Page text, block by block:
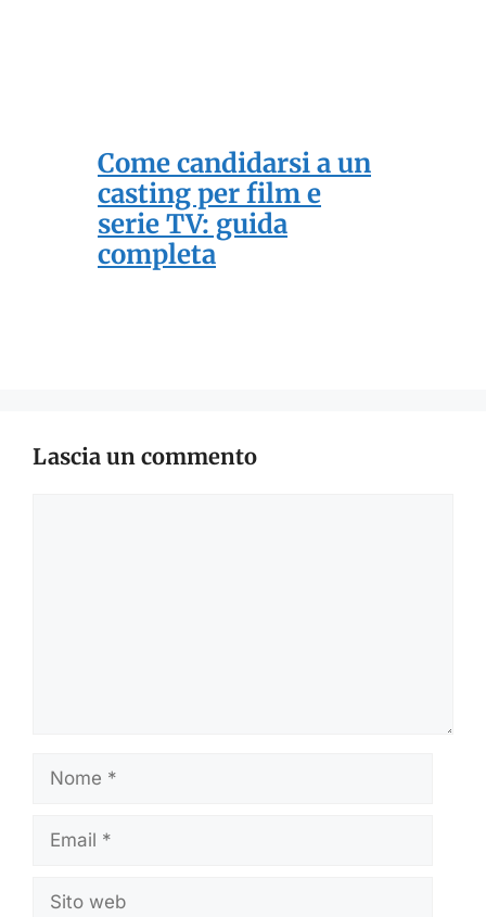
Come candidarsi a un
casting per film e
serie TV: guida
completa
Lascia un commento
Nome
Email
Sito